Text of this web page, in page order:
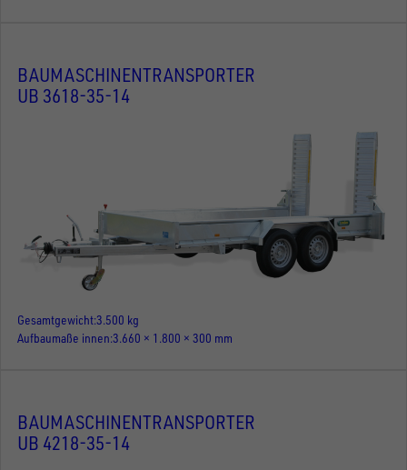
BAUMASCHINENTRANSPORTER
UB 3618-35-14
Gesamtgewicht3.500 kg
Aufbaumaße innen 3.660 × 1.800 × 300 mm
BAUMASCHINENTRANSPORTER
UB 4218-35-14